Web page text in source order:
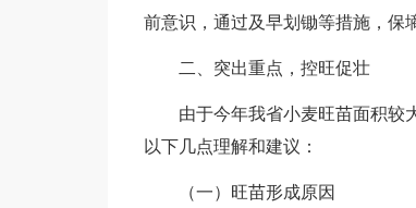
前意识，通过及早划锄等措施，保
二、突出重点，控旺促壮
由于今年我省小麦旺苗面积较大
以下几点理解和建议：
（一）旺苗形成原因